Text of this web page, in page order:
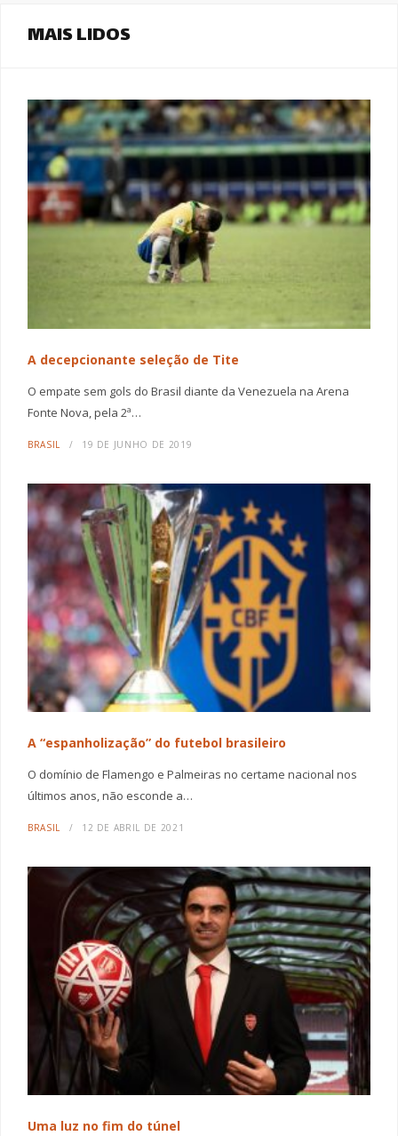
MAIS LIDOS
A decepcionante seleção de Tite
O empate sem gols do Brasil diante da Venezuela na Arena
Fonte Nova, pela 2ª…
BRASIL 19 DE JUNHO DE 2019
A “espanholização” do futebol brasileiro
O domínio de Flamengo e Palmeiras no certame nacional nos
últimos anos, não esconde a…
BRASIL 12 DE ABRIL DE 2021
Uma luz no fim do túnel